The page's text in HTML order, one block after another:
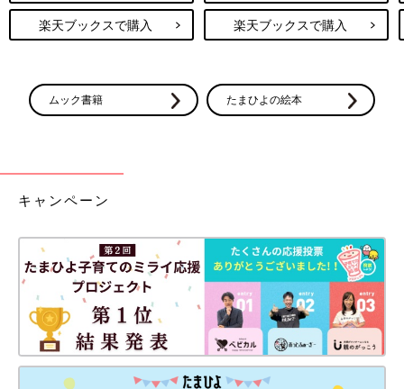
いきたい……。そんなママさんの思いが感じられます。
この投稿をInstagramで見る
楽天ブックスで購入 楽天ブックスで購入
ムック書籍 たまひよの絵本
キャンペーン